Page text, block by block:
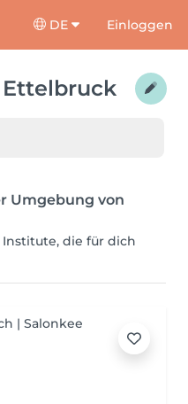
DE Einloggen
Ettelbruck
Umgebung von
die für dich